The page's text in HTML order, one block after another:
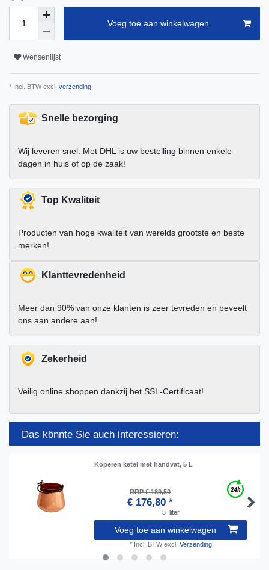
Voeg toe aan winkelwagen
Wensenlijst
* Incl. BTW excl. verzending
Snelle bezorging
Wij leveren snel. Met DHL is uw bestelling binnen enkele
dagen in huis of op de zaak!
Top Kwaliteit
Producten van hoge kwaliteit van werelds grootste en beste
merken!
Klanttevredenheid
Meer dan 90% van onze klanten is zeer tevreden en beveelt
ons aan andere aan!
Zekerheid
Veilig online shoppen dankzij het SSL-Certificaat!
Das könnte Sie auch interessieren:
Koperen ketel met handvat, 5 L
RRP € 189,50
€ 176,80 *
5 liter
Voeg toe aan winkelwagen
* Incl. BTWexcl. Verzending